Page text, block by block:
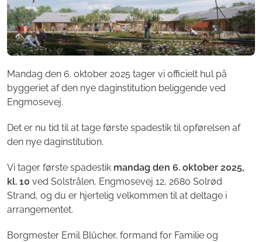
Mandag den 6. oktober 2025 tager vi officielt hul på
byggeriet af den nye daginstitution beliggende ved
Engmosevej.
Det er nu tid til at tage første spadestik til opførelsen af
den nye daginstitution.
Vi tager første spadestik mandag den 6. oktober 2025,
kl. 10 ved Solstrålen, Engmosevej 12, 2680 Solrød
Strand, og du er hjertelig velkommen til at deltage i
arrangementet.
Borgmester Emil Blücher, formand for Familie og